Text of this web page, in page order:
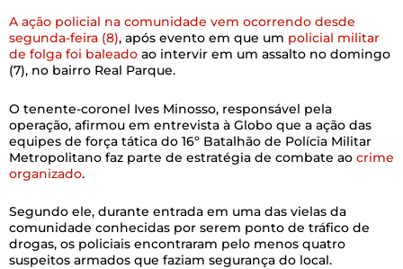
A ação policial na comunidade vem ocorrendo desde
segunda-feira (8), após evento em que um policial militar
de folga foi baleado ao intervir em um assalto no domingo
(7), no bairro Real Parque.
O tenente-coronel Ives Minosso, responsável pela
operação, afirmou em entrevista à Globo que a ação das
equipes de força tática do 16º Batalhão de Polícia Militar
Metropolitano faz parte de estratégia de combate ao crime
organizado.
Segundo ele, durante entrada em uma das vielas da
comunidade conhecidas por serem ponto de tráfico de
drogas, os policiais encontraram pelo menos quatro
suspeitos armados que faziam segurança do local.